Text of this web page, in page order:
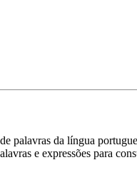
palavras da língua
e expressões para